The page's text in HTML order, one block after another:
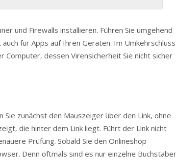
und Firewalls installieren. Führen Sie umgehend
für Apps auf Ihren Geräten. Im Umkehrschluss
dessen Virensicherheit Sie nicht sicher
zunächst den Mauszeiger über den Link, ohne
die hinter dem Link liegt. Führt der Link nicht
Prüfung. Sobald Sie den Onlineshop
Denn oftmals sind es nur einzelne